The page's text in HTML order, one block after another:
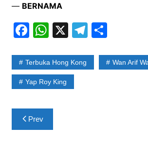
— BERNAMA
F
c
e
b
o
o
W
at
s
A
p
X T
e
S
ar
Terbuka Hong Kong Wan Arif
Yap Roy King
Post
navigation
Prev